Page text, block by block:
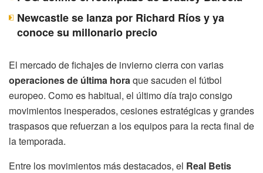
Newcastle se lanza por Richard Ríos y ya
conoce su millonario precio
El mercado de fichajes de invierno cierra con varias
operaciones de última horaque sacuden el fútbol
europeo. Como es habitual, el último día trajo consigo
movimientos inesperados, cesiones estratégicas y grandes
traspasos que refuerzan a los equipos para la recta final de
la temporada.
Entre los movimientos más destacados, el Real Betis